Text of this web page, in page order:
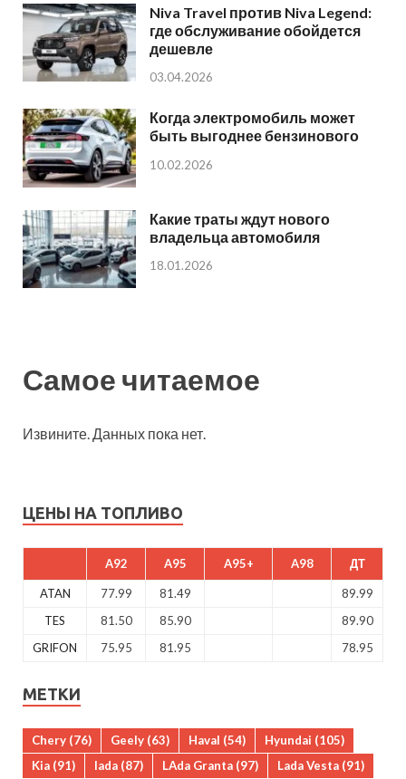
Niva Travel против Niva Legend:
где обслуживание обойдется
дешевле
03.04.2026
Когда электромобиль может
быть выгоднее бензинового
10.02.2026
Какие траты ждут нового
владельца автомобиля
18.01.2026
Самое читаемое
Извините. Данных пока нет.
ЦЕНЫ НА ТОПЛИВО
A92 A95 A95+ A98 ДТ
ATAN 77.99 81.49
89.99
TES
81.50 85.90
89.90
GRIFON
75.95 81.95 78.95
МЕТКИ
Chery (76) Geely (63) Haval (54) Hyundai (105)
Kia (91) lada (87) LAda Granta (97) Lada Vesta (91)